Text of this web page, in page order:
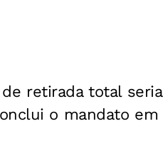
retirada total seria
o mandato em